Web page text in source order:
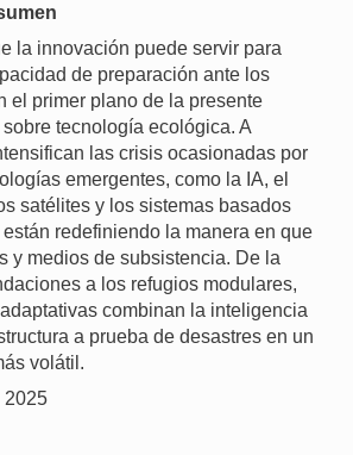
la innovación puede servir para
de preparación ante los
el primer plano de la presente
tecnología ecológica. A
las crisis ocasionadas por
emergentes, como la IA, el
satélites y los sistemas basados
redefiniendo la manera en que
y medios de subsistencia. De la
a los refugios modulares,
combinan la inteligencia
a prueba de desastres en un
volátil.
2025